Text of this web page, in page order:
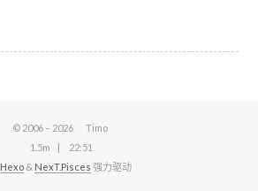
© 2006 – 2026
Timo
1.5m
22:51
Hexo & NexT.Pisces 强力驱动